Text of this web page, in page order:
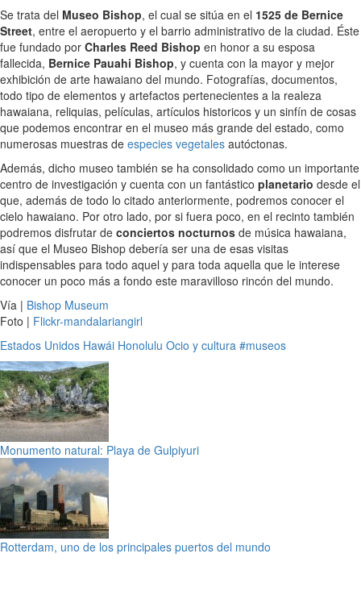
Se trata del Museo Bishop, el cual se sitúa en el 1525 de Bernice
Street, entre el aeropuerto y el barrio administrativo de la ciudad. Éste
fue fundado por Charles Reed Bishop en honor a su esposa
fallecida, Bernice Pauahi Bishop, y cuenta con la mayor y mejor
exhibición de arte hawaiano del mundo. Fotografías, documentos,
todo tipo de elementos y artefactos pertenecientes a la realeza
hawaiana, reliquias, películas, artículos historicos y un sinfín de cosas
que podemos encontrar en el museo más grande del estado, como
numerosas muestras de especies vegetales autóctonas.
Además, dicho museo también se ha consolidado como un importante
centro de investigación y cuenta con un fantástico planetario desde el
que, además de todo lo citado anteriormente, podremos conocer el
cielo hawaiano. Por otro lado, por si fuera poco, en el recinto también
podremos disfrutar de conciertos nocturnos de música hawaiana,
así que el Museo Bishop debería ser una de esas visitas
indispensables para todo aquel y para toda aquella que le interese
conocer un poco más a fondo este maravilloso rincón del mundo.
Vía | Bishop Museum
Foto | Flickr-mandalariangirl
Estados Unidos Hawái Honolulu Ocio y cultura #museos
Monumento natural: Playa de Gulpiyuri
Rotterdam, uno de los principales puertos del mundo